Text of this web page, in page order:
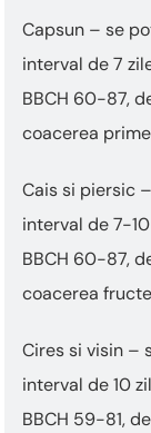
Capsun – se
interval de 7
BBCH 60-87,
coacerea
Cais si piersic
interval de 7-
BBCH 60-87,
coacerea
Cires si visin –
interval de 10
BBCH 59-81,